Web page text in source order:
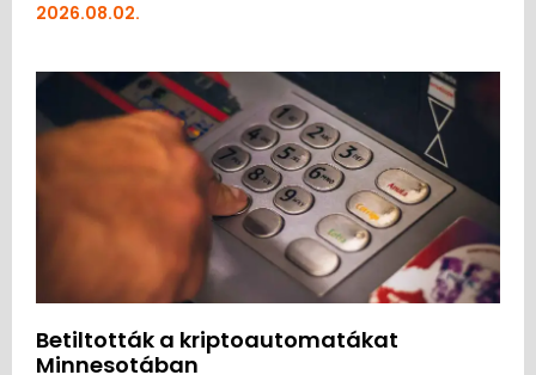
2026.08.02.
Betiltották a kriptoautomatákat
Minnesotában